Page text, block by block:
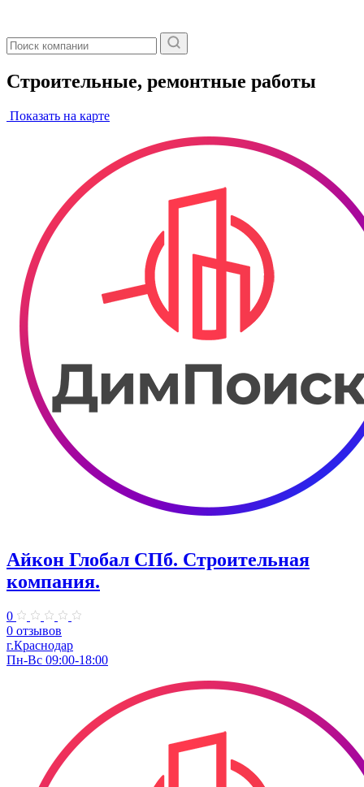
Строительные, ремонтные работы
Показать на карте
Айкон Глобал СПб. Строительная
компания.
0
0 отзывов
г.Краснодар
Пн-Вс 09:00-18:00